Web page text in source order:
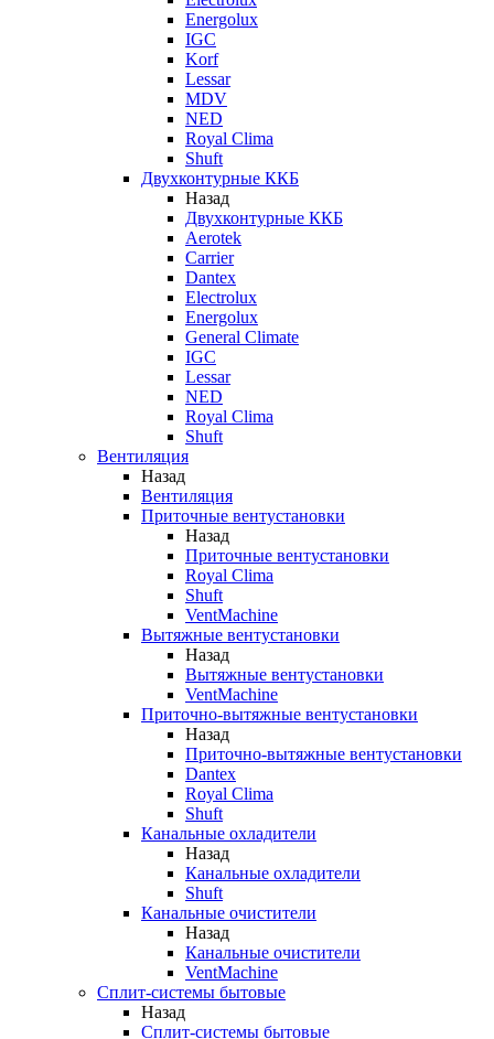
Energolux
IGC
Korf
Lessar
MDV
NED
Royal Clima
Shuft
Двухконтурные ККБ
Назад
Двухконтурные ККБ
Aerotek
Carrier
Dantex
Electrolux
Energolux
General Climate
IGC
Lessar
NED
Royal Clima
Shuft
Вентиляция
Назад
Вентиляция
Приточные вентустановки
Назад
Приточные вентустановки
Royal Clima
Shuft
VentMachine
Вытяжные вентустановки
Назад
Вытяжные вентустановки
VentMachine
Приточно-вытяжные вентустановки
Назад
Приточно-вытяжные вентустановки
Dantex
Royal Clima
Shuft
Канальные охладители
Назад
Канальные охладители
Shuft
Канальные очистители
Назад
Канальные очистители
VentMachine
Сплит-системы бытовые
Назад
Сплит-системы бытовые